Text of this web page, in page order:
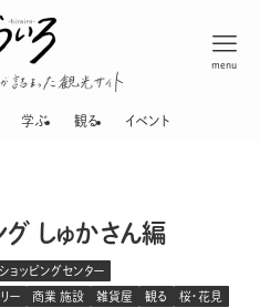
menu
学ぶ 観る イベント
しゅかさん編
ショッピングセンター
ー 商業 施設 雑貨屋 観る 桜・花見